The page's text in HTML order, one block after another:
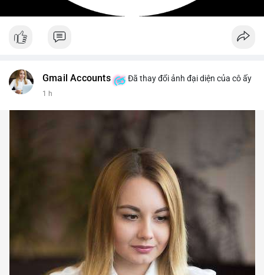
Gmail Accounts Đã thay đổi ảnh đại diện của cô ấy
1 h